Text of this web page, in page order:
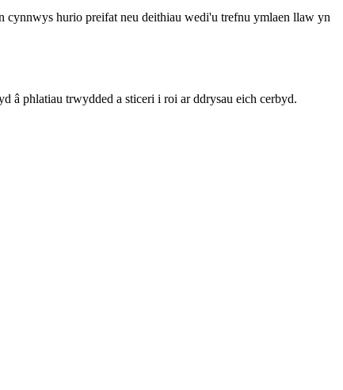
cynnwys hurio preifat neu deithiau wedi'u trefnu ymlaen llaw yn
â phlatiau trwydded a sticeri i roi ar ddrysau eich cerbyd.